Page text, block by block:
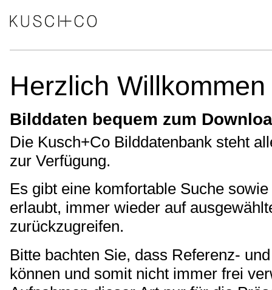
Herzlich Willkommen
Bilddaten bequem zum
Die Kusch+Co Bilddatenbank steht
zur Verfügung.
Es gibt eine komfortable Suche
erlaubt, immer wieder auf
zurückzugreifen.
Bitte bachten Sie, dass Referenz-
können und somit nicht immer frei